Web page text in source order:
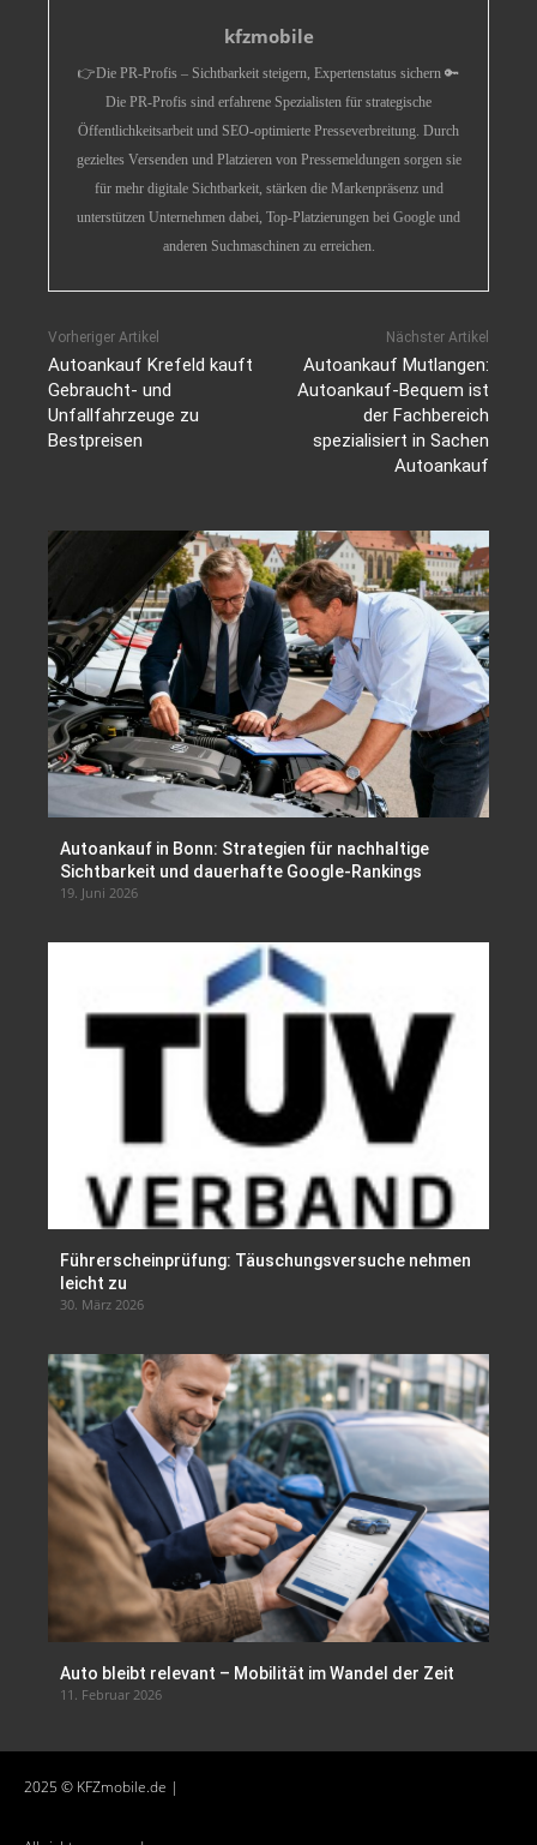
kfzmobile
👉Die PR-Profis – Sichtbarkeit steigern, Expertenstatus sichern 🔑
Die PR-Profis sind erfahrene Spezialisten für strategische
Öffentlichkeitsarbeit und SEO-optimierte Presseverbreitung. Durch
gezieltes Versenden und Platzieren von Pressemeldungen sorgen sie
für mehr digitale Sichtbarkeit, stärken die Markenpräsenz und
unterstützen Unternehmen dabei, Top-Platzierungen bei Google und
anderen Suchmaschinen zu erreichen.
Vorheriger Artikel
Autoankauf Krefeld kauft
Gebraucht- und
Unfallfahrzeuge zu
Bestpreisen
Nächster Artikel
Autoankauf Mutlangen:
Autoankauf-Bequem ist
der Fachbereich
spezialisiert in Sachen
Autoankauf
Autoankauf in Bonn: Strategien für nachhaltige
Sichtbarkeit und dauerhafte Google-Rankings
19. Juni 2026
Führerscheinprüfung: Täuschungsversuche nehmen
leicht zu
30. März 2026
Auto bleibt relevant – Mobilität im Wandel der Zeit
11. Februar 2026
2025 © KFZmobile.de |